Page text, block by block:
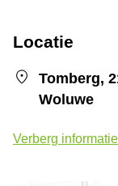
Locatie
Tomberg,
Woluwe
Verberg informatie